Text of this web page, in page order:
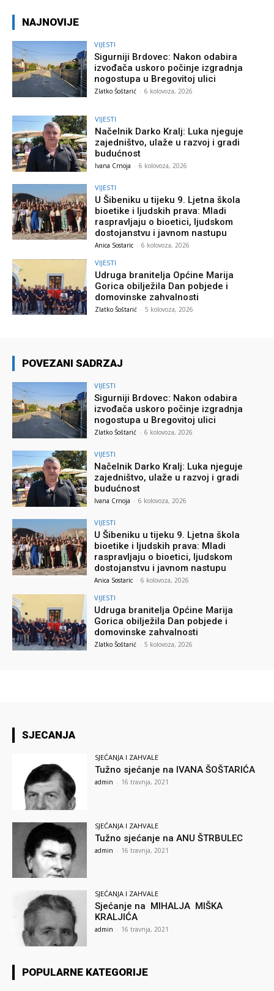
NAJNOVIJE
VIJESTI
Sigurniji Brdovec: Nakon odabira
izvođača uskoro počinje izgradnja
nogostupa u Bregovitoj ulici
Zlatko Šoštarić - 6 kolovoza, 2026
VIJESTI
Načelnik Darko Kralj: Luka njeguje
zajedništvo, ulaže u razvoj i gradi
budućnost
Ivana Crnoja - 6 kolovoza, 2026
VIJESTI
U Šibeniku u tijeku 9. Ljetna škola
bioetike i ljudskih prava: Mladi
raspravljaju o bioetici, ljudskom
dostojanstvu i javnom nastupu
Anica Sostaric - 6 kolovoza, 2026
VIJESTI
Udruga branitelja Općine Marija
Gorica obilježila Dan pobjede i
domovinske zahvalnosti
Zlatko Šoštarić - 5 kolovoza, 2026
POVEZANI SADRZAJ
VIJESTI
Sigurniji Brdovec: Nakon odabira
izvođača uskoro počinje izgradnja
nogostupa u Bregovitoj ulici
Zlatko Šoštarić - 6 kolovoza, 2026
VIJESTI
Načelnik Darko Kralj: Luka njeguje
zajedništvo, ulaže u razvoj i gradi
budućnost
Ivana Crnoja - 6 kolovoza, 2026
VIJESTI
U Šibeniku u tijeku 9. Ljetna škola
bioetike i ljudskih prava: Mladi
raspravljaju o bioetici, ljudskom
dostojanstvu i javnom nastupu
Anica Sostaric - 6 kolovoza, 2026
VIJESTI
Udruga branitelja Općine Marija
Gorica obilježila Dan pobjede i
domovinske zahvalnosti
Zlatko Šoštarić - 5 kolovoza, 2026
SJECANJA
SJEĆANJA I ZAHVALE
Tužno sjećanje na IVANA ŠOŠTARIĆA
admin - 16 travnja, 2021
SJEĆANJA I ZAHVALE
Tužno sjećanje na ANU ŠTRBULEC
admin - 16 travnja, 2021
SJEĆANJA I ZAHVALE
Sjećanje na MIHALJA MIŠKA
KRALJIĆA
admin - 16 travnja, 2021
POPULARNE KATEGORIJE